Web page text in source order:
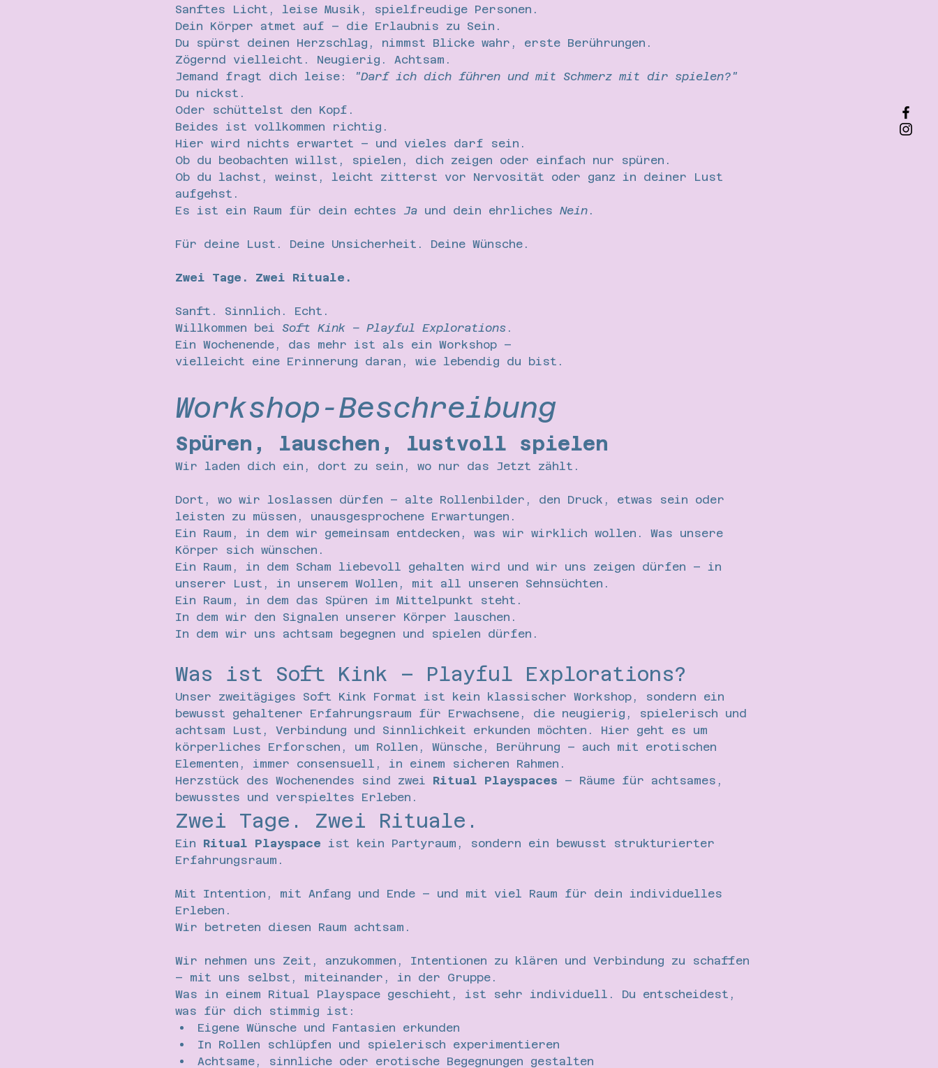
Sanftes Licht, leise Musik, spielfreudige Personen.
Dein Körper atmet auf – die Erlaubnis zu Sein.
Du spürst deinen Herzschlag, nimmst Blicke wahr, erste Berührungen.
Zögernd vielleicht. Neugierig. Achtsam.
Jemand fragt dich leise:
"Darf ich dich führen und mit Schmerz mit dir spielen?"
Du nickst.
Oder schüttelst den Kopf.
Beides ist vollkommen richtig.
Hier wird nichts erwartet – und vieles darf sein.
Ob du beobachten willst, spielen, dich zeigen oder einfach nur spüren.
Ob du lachst, weinst, leicht zitterst vor Nervosität oder ganz in deiner Lust
aufgehst.
Es ist ein Raum für dein echtes Ja und dein ehrliches Nein.
Für deine Lust. Deine Unsicherheit. Deine Wünsche.
Zwei Tage. Zwei Rituale.
Sanft. Sinnlich. Echt.
Willkommen bei Soft Kink – Playful Explorations.
Ein Wochenende, das mehr ist als ein Workshop –
vielleicht eine Erinnerung daran, wie lebendig du bist.
Workshop-Beschreibung
Spüren, lauschen, lustvoll spielen
Wir laden dich ein, dort zu sein, wo nur das Jetzt zählt.
Dort, wo wir loslassen dürfen – alte Rollenbilder, den Druck, etwas sein oder
leisten zu müssen, unausgesprochene Erwartungen.
Ein Raum, in dem wir gemeinsam entdecken, was wir wirklich wollen. Was unsere
Körper sich wünschen.
Ein Raum, in dem Scham liebevoll gehalten wird und wir uns zeigen dürfen – in
unserer Lust, in unserem Wollen, mit all unseren Sehnsüchten.
Ein Raum, in dem das Spüren im Mittelpunkt steht.
In dem wir den Signalen unserer Körper lauschen.
In dem wir uns achtsam begegnen und spielen dürfen.
Was ist Soft Kink – Playful Explorations?
Unser zweitägiges Soft Kink Format ist kein klassischer Workshop, sondern ein
bewusst gehaltener Erfahrungsraum für Erwachsene, die neugierig, spielerisch und
achtsam Lust, Verbindung und Sinnlichkeit erkunden möchten. Hier geht es um
körperliches Erforschen, um Rollen, Wünsche, Berührung – auch mit erotischen
Elementen, immer consensuell, in einem sicheren Rahmen.
Herzstück des Wochenendes sind zwei Ritual Playspaces – Räume für achtsames,
bewusstes und verspieltes Erleben.
Zwei Tage. Zwei Rituale.
Ein Ritual Playspace ist kein Partyraum, sondern ein bewusst strukturierter
Erfahrungsraum.
Mit Intention, mit Anfang und Ende – und mit viel Raum für dein individuelles
Erleben.
Wir betreten diesen Raum achtsam.
Wir nehmen uns Zeit, anzukommen, Intentionen zu klären und Verbindung zu schaffen
– mit uns selbst, miteinander, in der Gruppe.
Was in einem Ritual Playspace geschieht, ist sehr individuell. Du entscheidest,
was für dich stimmig ist:
Eigene Wünsche und Fantasien erkunden
In Rollen schlüpfen und spielerisch experimentieren
Achtsame, sinnliche oder erotische Begegnungen gestalten